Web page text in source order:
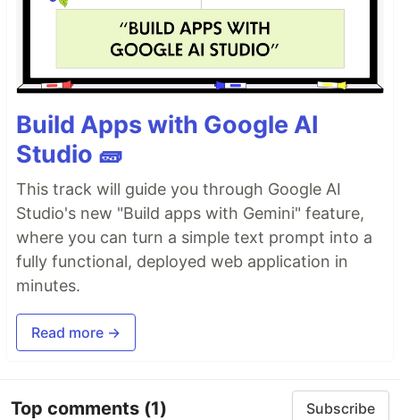
Build Apps with Google AI
Studio 🧱
This track will guide you through Google AI
Studio's new "Build apps with Gemini" feature,
where you can turn a simple text prompt into a
fully functional, deployed web application in
minutes.
Read more →
Top comments (1) Subscribe